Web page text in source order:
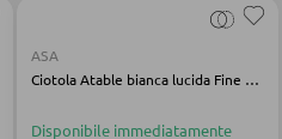
ASA
Ciotola Atable bianca lucida Fine Bone China
Disponibile immediatamente